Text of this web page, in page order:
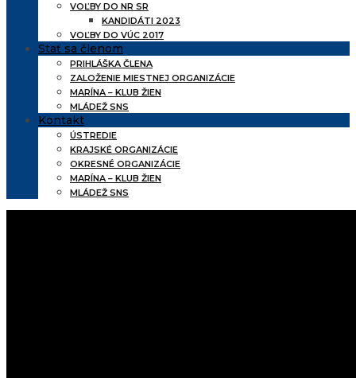
VOĽBY DO NR SR
KANDIDÁTI 2023
VOĽBY DO VÚC 2017
Stať sa členom
PRIHLÁŠKA ČLENA
ZALOŽENIE MIESTNEJ ORGANIZÁCIE
MARÍNA – KLUB ŽIEN
MLÁDEŽ SNS
Kontakt
ÚSTREDIE
KRAJSKÉ ORGANIZÁCIE
OKRESNÉ ORGANIZÁCIE
MARÍNA – KLUB ŽIEN
MLÁDEŽ SNS